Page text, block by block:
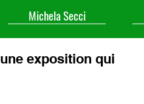
Michela Secci
exposition qui